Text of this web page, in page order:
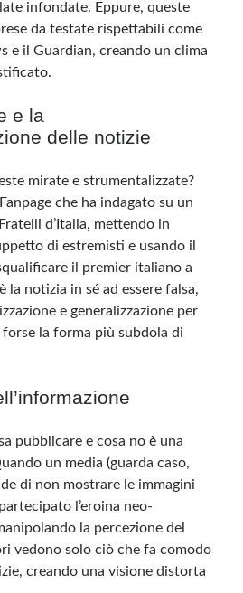
infondate. Eppure, queste
da testate rispettabili come
e il Guardian, creando un clima
e la
delle notizie
mirate e strumentalizzate?
che ha indagato su un
d’Italia, mettendo in
di estremisti e usando il
il premier italiano a
la notizia in sé ad essere falsa,
e generalizzazione per
la forma più subdola di
pubblicare e cosa no è una
un media (guarda caso,
di non mostrare le immagini
l’eroina neo-
la percezione del
vedono solo ciò che fa comodo
creando una visione distorta